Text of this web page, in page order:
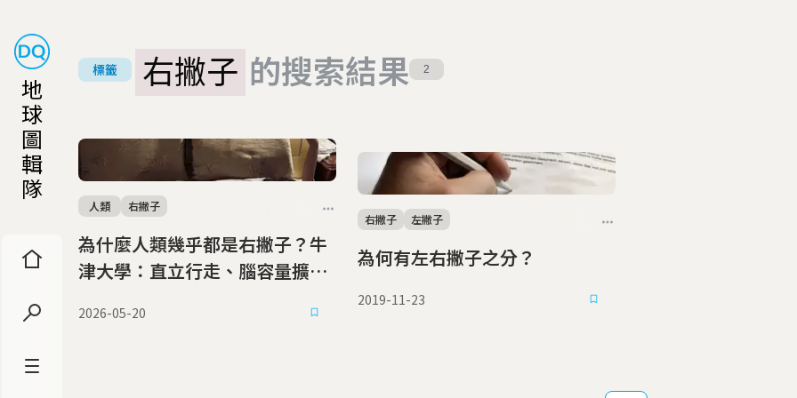
地
球
圖
輯
隊
標籤 右撇子 的搜索結果 2
為什麼人類幾乎都是右撇子？牛
津大學：直立行走、腦容量擴張
人類 右撇子
2026-05-20
為何有左右撇子之分？
右撇子 左撇子
2019-11-23